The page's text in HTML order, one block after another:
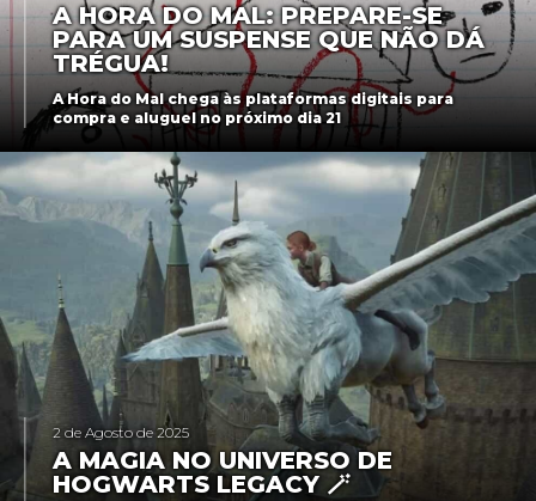
A HORA DO MAL: PREPARE-SE
PARA UM SUSPENSE QUE NÃO DÁ
TRÉGUA!
A Hora do Mal chega às plataformas digitais para
compra e aluguel no próximo dia 21
2 de Agosto de 2025
A MAGIA NO UNIVERSO DE
HOGWARTS LEGACY 🪄